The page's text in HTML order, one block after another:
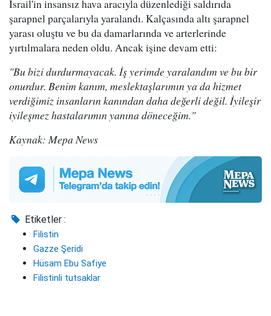
İsrail'in insansız hava aracıyla düzenlediği saldırıda
şarapnel parçalarıyla yaralandı. Kalçasında altı şarapnel
yarası oluştu ve bu da damarlarında ve arterlerinde
yırtılmalara neden oldu. Ancak işine devam etti:
"Bu bizi durdurmayacak. İş yerimde yaralandım ve bu bir
onurdur. Benim kanım, meslektaşlarımın ya da hizmet
verdiğimiz insanların kanından daha değerli değil. İyileşir
iyileşmez hastalarımın yanına döneceğim."
Kaynak: Mepa News
Etiketler :
Filistin
Gazze Şeridi
Hüsam Ebu Safiye
Filistinli tutsaklar